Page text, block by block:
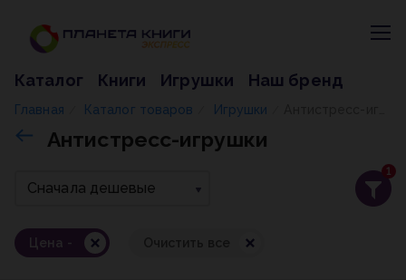
Каталог Книги Игрушки Наш бренд
Главная Каталог товаров Игрушки
Антистресс-игрушки
Сначала дешевые
1
Цена -